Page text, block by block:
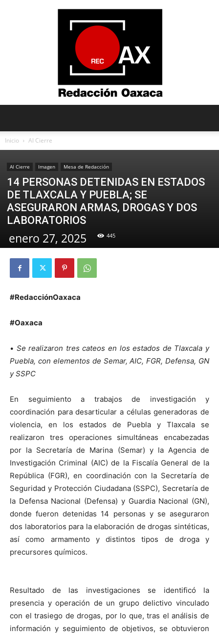
Inicio Al Cierre
Al Cierre Imagen Mesa de Redacción
14 PERSONAS DETENIDAS EN ESTADOS
DE TLAXCALA Y PUEBLA; SE
ASEGURARON ARMAS, DROGAS Y DOS
LABORATORIOS
enero 27, 2025 445
#RedacciónOaxaca
#Oaxaca
• Se realizaron tres cateos en los estados de Tlaxcala y
Puebla, con elementos de Semar, AIC, FGR, Defensa, GN
y SSPC
En seguimiento a trabajos de investigación y
coordinación para desarticular a células generadoras de
violencia, en los estados de Puebla y Tlaxcala se
realizaron tres operaciones simultáneas encabezadas
por la Secretaría de Marina (Semar) y la Agencia de
Investigación Criminal (AIC) de la Fiscalía General de la
República (FGR), en coordinación con la Secretaría de
Seguridad y Protección Ciudadana (SSPC), Secretaría de
la Defensa Nacional (Defensa) y Guardia Nacional (GN),
donde fueron detenidas 14 personas y se aseguraron
dos laboratorios para la elaboración de drogas sintéticas,
así como armamento y distintos tipos de droga y
precursores químicos.
Resultado de las investigaciones se identificó la
presencia y operación de un grupo delictivo vinculado
con el trasiego de drogas, por lo que, tras el análisis de
información y seguimiento de objetivos, se obtuvieron